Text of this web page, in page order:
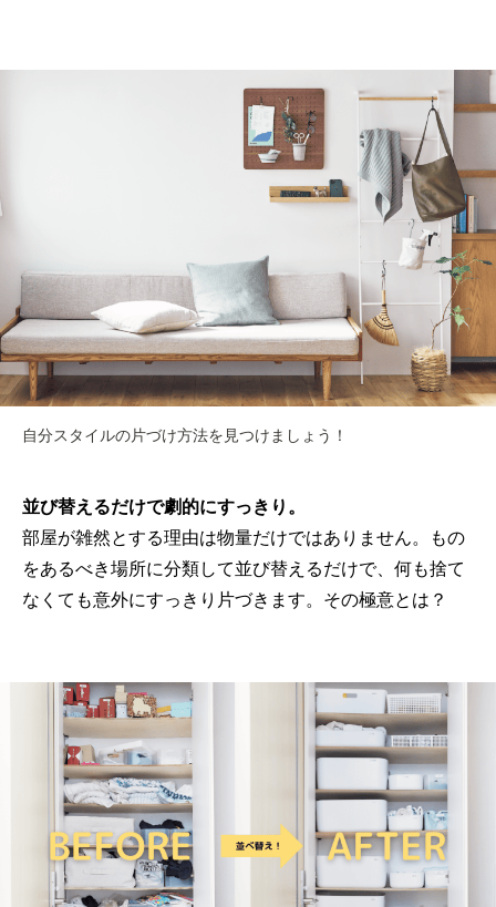
自分スタイルの片づけ方法を見つけましょう！
並び替えるだけで劇的にすっきり。
部屋が雑然とする理由は物量だけではありません。もの
をあるべき場所に分類して並び替えるだけで、何も捨て
なくても意外にすっきり片づきます。その極意とは？